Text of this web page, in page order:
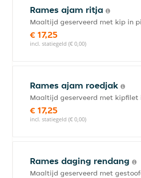
Rames ajam ritja
Maaltijd geserveerd met kip in
€ 17,25
incl. statiegeld (€ 0,00)
Rames ajam roedjak
Maaltijd geserveerd met kipfilet
€ 17,25
incl. statiegeld (€ 0,00)
Rames daging rendang
Maaltijd geserveerd met